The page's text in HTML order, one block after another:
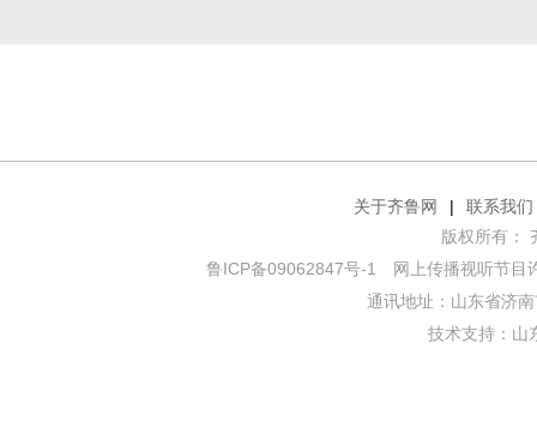
关于齐鲁网 |
联系我们
版权所有：
鲁ICP备09062847号-1
网上传播视听节目
通讯地址：山东省济
技术支持： 山